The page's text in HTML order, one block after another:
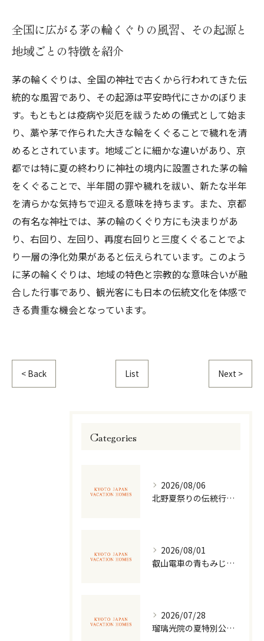
全国に広がる茅の輪くぐりの風習、その起源と
地域ごとの特徴を紹介
茅の輪くぐりは、全国の神社で古くから行われてきた伝
統的な風習であり、その起源は平安時代にさかのぼりま
す。もともとは疫病や災厄を祓うための儀式として始ま
り、藁や茅で作られた大きな輪をくぐることで穢れを清
めるとされています。地域ごとに細かな違いがあり、京
都では特に夏の終わりに神社の境内に設置された茅の輪
をくぐることで、半年間の罪や穢れを祓い、新たな半年
を清らかな気持ちで迎える意味を持ちます。また、京都
の有名な神社では、茅の輪のくぐり方にも決まりがあ
り、右回り、左回り、再度右回りと三度くぐることでよ
り一層の浄化効果があると伝えられています。このよう
に茅の輪くぐりは、地域の特色と宗教的な意味合いが融
合した行事であり、観光客にも日本の伝統文化を体感で
きる貴重な機会となっています。
< Back List Next >
Categories
2026/08/06
北野夏祭りの伝統行事を体感する
2026/08/01
叡山電車の青もみじ夜景の魅力
2026/07/28
瑠璃光院の夏特別公開を徹底解説